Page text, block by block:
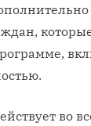
во